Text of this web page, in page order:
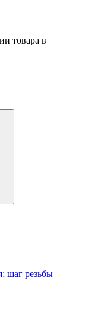
товара в
шаг резьбы